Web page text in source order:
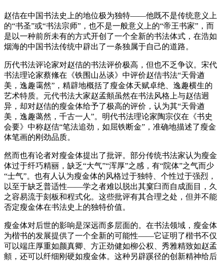
赵佶在中国书法史上的地位极为独特——他既不是传统意义上
的“书圣”或“书法宗师”，也不是一般意义上的“帝王书家”，而
是以一种前所未有的方式开创了一个全新的书法体式，在浩如
烟海的中国书法传统中辟出了一条独属于自己的道路。
历代书法评论家对赵佶的书法评价极高，但也不乏争议。宋代
书法理论家蔡絛在《铁围山丛谈》中评价赵佶书法“天骨遒
美，逸趣霭然”，精辟地概括了瘦金体天赋卓绝、逸趣横生的
艺术特质。元代书法大家赵孟頫虽然在书法风格上与赵佶迥
异，却对赵佶的瘦金体给予了极高的评价，认为其“天骨遒
美，逸趣蔼然，千古一人”。明代书法理论家陶宗仪在《书史
会要》中称赵佶“笔法追劲，如屈铁断金”，准确地描述了瘦金
体笔画的刚劲品质。
然而也有论者对瘦金体提出了批评。部分传统书法家认为瘦金
体过于纤巧精丽，缺乏“大气”“浑厚”之感，有“院体”之气而少
“士气”。也有人认为瘦金体的风格过于独特、个性过于强烈，
以至于缺乏普适性——学之者难以脱出其窠臼而自成面目，久
之容易流于刻板和程式化。这些批评有其合理之处，但并不能
否定瘦金体在书法史上的独特价值。
瘦金体对后世的影响是深远而多层面的。在书法领域，瘦金体
为楷书的发展提供了一个全新的可能性——它证明了楷书不仅
可以端庄厚重如颜真卿、方正劲健如柳公权、秀雅精致如赵孟
頫，还可以纤细刚硬如瘦金体。这种另辟蹊径的创新精神给后